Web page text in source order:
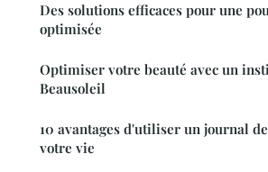
Des solutions efficaces pour une
optimisée
Optimiser votre beauté avec un
Beausoleil
10 avantages d'utiliser un journal
votre vie